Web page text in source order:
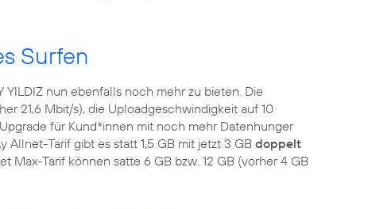
Surfen
YILDIZ nun ebenfalls noch mehr zu bieten. Die
21,6 Mbit/s), die Uploadgeschwindigkeit auf 10
für Kund*innen mit noch mehr Datenhunger
Allnet-Tarif gibt es statt 1,5 GB mit jetzt 3 GB doppelt
Max-Tarif können satte 6 GB bzw. 12 GB (vorher 4 GB